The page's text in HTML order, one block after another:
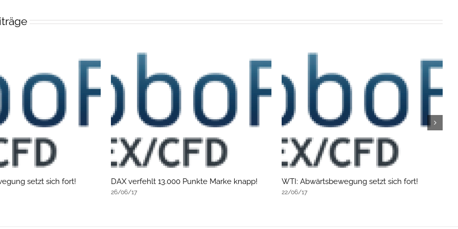
setzt sich fort! DAX verfehlt 13.000 Punkte Marke knapp!
26/06/17
WTI: Abwärtsbewegung setzt sich fort!
22/06/17